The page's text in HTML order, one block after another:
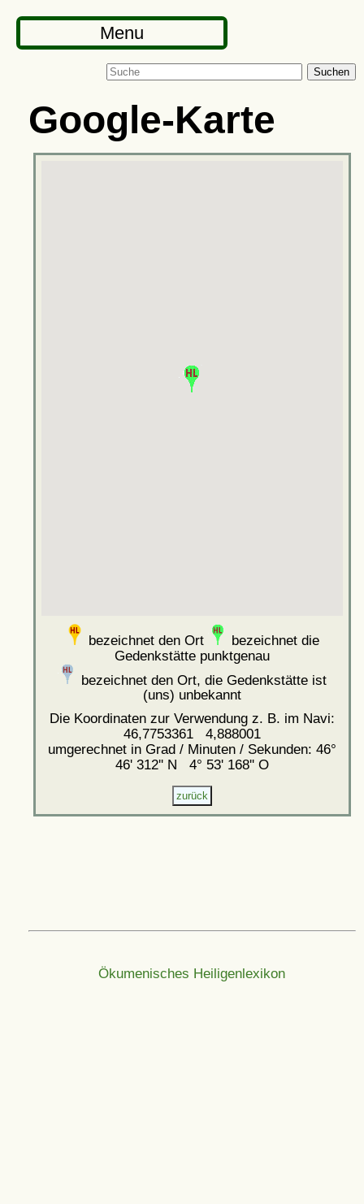
Menu
Suchen
Google-Karte
bezeichnet den Ort
bezeichnet die
Gedenkstätte punktgenau
bezeichnet den Ort, die Gedenkstätte ist
(uns) unbekannt
Die Koordinaten zur Verwendung z. B. im Navi:
46,7753361 4,888001
umgerechnet in Grad / Minuten / Sekunden: 46°
46' 312'' N 4° 53' 168'' O
Ökumenisches Heiligenlexikon